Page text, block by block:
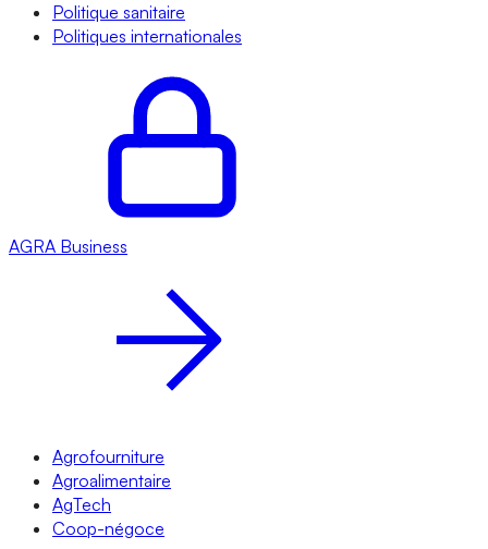
Politique sanitaire
Politiques internationales
AGRA Business
Agrofourniture
Agroalimentaire
AgTech
Coop-négoce